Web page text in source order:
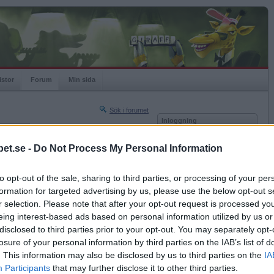
- Do Not Process My Personal Information
opt-out of the sale, sharing to third parties, or processing of your
for targeted advertising by us, please use the below opt-out
selection. Please note that after your opt-out request is processed
interest-based ads based on personal information utilized by us
to third parties prior to your opt-out. You may separately
of your personal information by third parties on the IAB’s list of
This information may also be disclosed by us to third parties on the
Participants that may further disclose it to other third parties.
Forum Min sida
Sök i forumet
Nästa sida »
2012-08-22 21:26
Inloggning
Kom ihåg mig
Glömt ditt lösenord?
Få ny aktiveringslänk
Betapet är gratis!